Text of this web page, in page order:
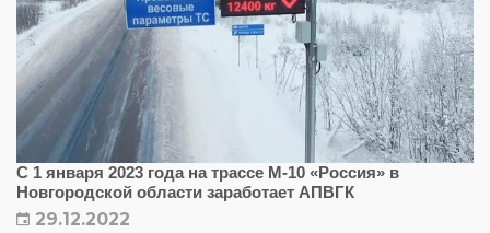
С 1 января 2023 года на трассе М-10 «Россия» в
Новгородской области заработает АПВГК
29.12.2022